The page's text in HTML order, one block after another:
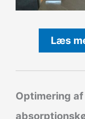
Læs
Optimering af